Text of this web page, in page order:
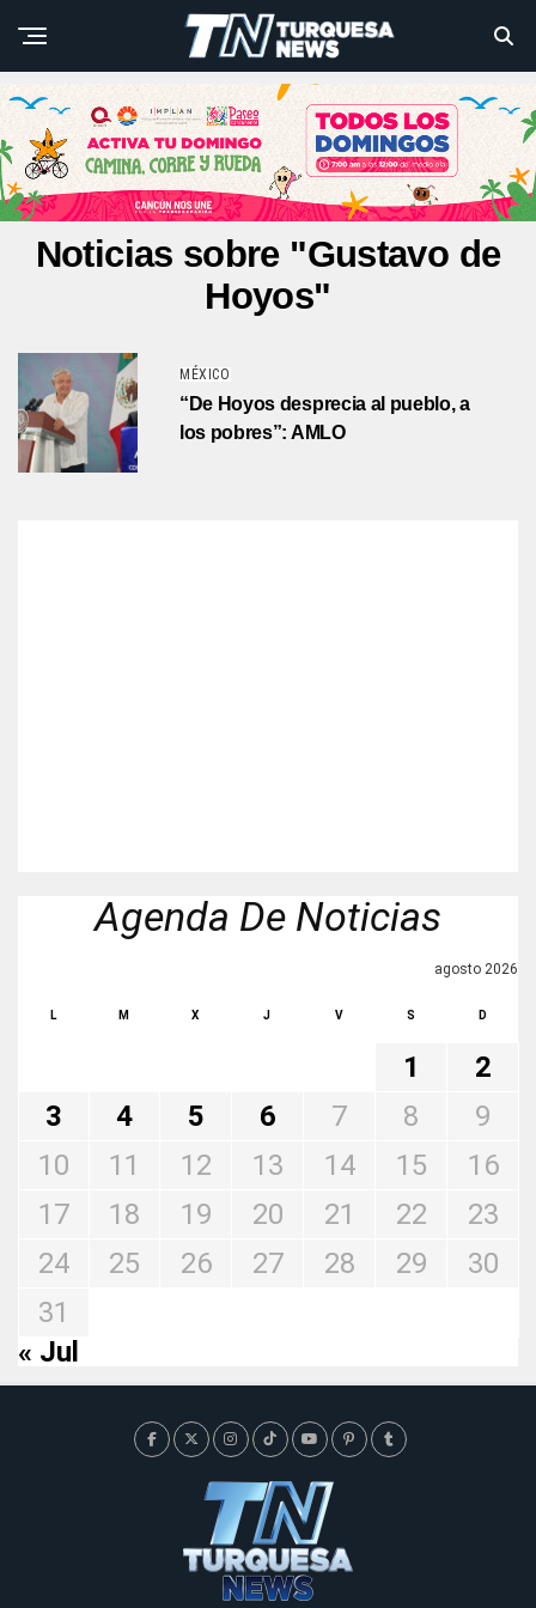
Noticias sobre "Gustavo de
Hoyos"
MÉXICO
“De Hoyos desprecia al pueblo, a
los pobres”: AMLO
Agenda De Noticias
agosto 2026
L M X J V S D
1
2
3
4 5 6 7 8
9
10
11 12 13 14 15
16
17
18 19 20 21 22
23
24
25 26 27 28 29
30
31
« Jul